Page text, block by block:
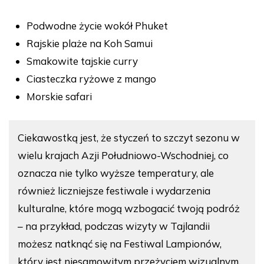
Podwodne życie wokół Phuket
Rajskie plaże na Koh Samui
Smakowite tajskie curry
Ciasteczka ryżowe z mango
Morskie safari
Ciekawostką jest, że styczeń to szczyt sezonu w
wielu krajach Azji Południowo-Wschodniej, co
oznacza nie tylko wyższe temperatury, ale
również liczniejsze festiwale i wydarzenia
kulturalne, które mogą wzbogacić twoją podróż
– na przykład, podczas wizyty w Tajlandii
możesz natknąć się na Festiwal Lampionów,
który jest niesamowitym przeżyciem wizualnym.